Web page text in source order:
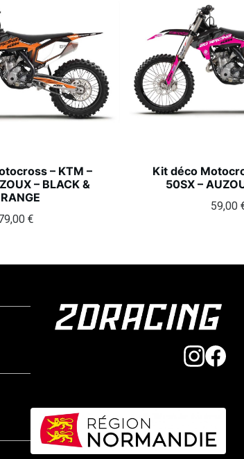
– KTM –
– BLACK &
€
Kit déco
50SX –
59,00